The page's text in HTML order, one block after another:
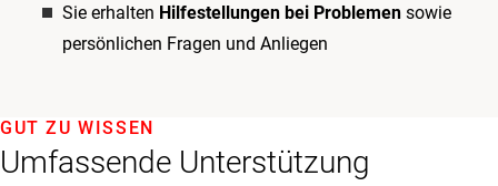
Sie erhalten Hilfestellungen bei Problemen sowie
persönlichen Fragen und Anliegen
Umfassende Unterstützung
GUT ZU WISSEN